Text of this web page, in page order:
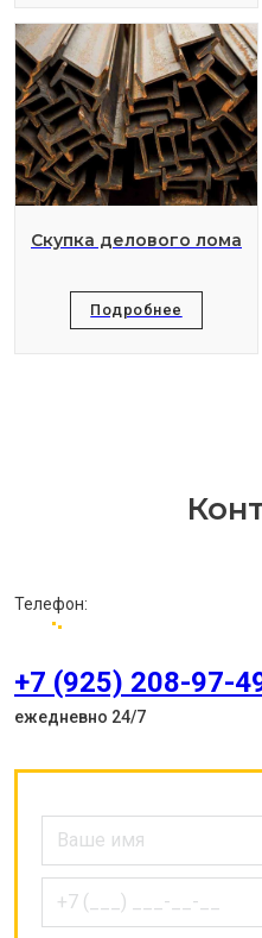
Скупка делового лома
Подробнее
Телефон:
+7 (925) 208-97-
ежедневно 24/7